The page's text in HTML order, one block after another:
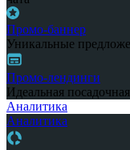
Промо-баннер
Уникальные
Промо-лендинги
Идеальная
Аналитика
Аналитика